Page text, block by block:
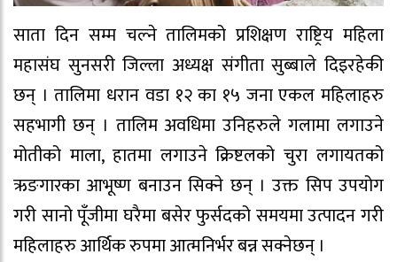
साता दिन सम्म चल्ने तालिमको प्रशिक्षण राष्ट्रिय महिला
महासंघ सुनसरी जिल्ला अध्यक्ष संगीता सुब्बाले दिइरहेकी
छन् । तालिमा धरान वडा १२ का १५ जना एकल महिलाहरु
सहभागी छन् । तालिम अवधिमा उनिहरुले गलामा लगाउने
मोतीको माला, हातमा लगाउने क्रिष्टलको चुरा लगायतको
ऋङगारका आभूष्ण बनाउन सिक्ने छन् । उक्त सिप उपयोग
गरी सानो पूँजीमा घरैमा बसेर फुर्सदको समयमा उत्पादन गरी
महिलाहरु आर्थिक रुपमा आत्मनिर्भर बन्न सक्नेछन् ।